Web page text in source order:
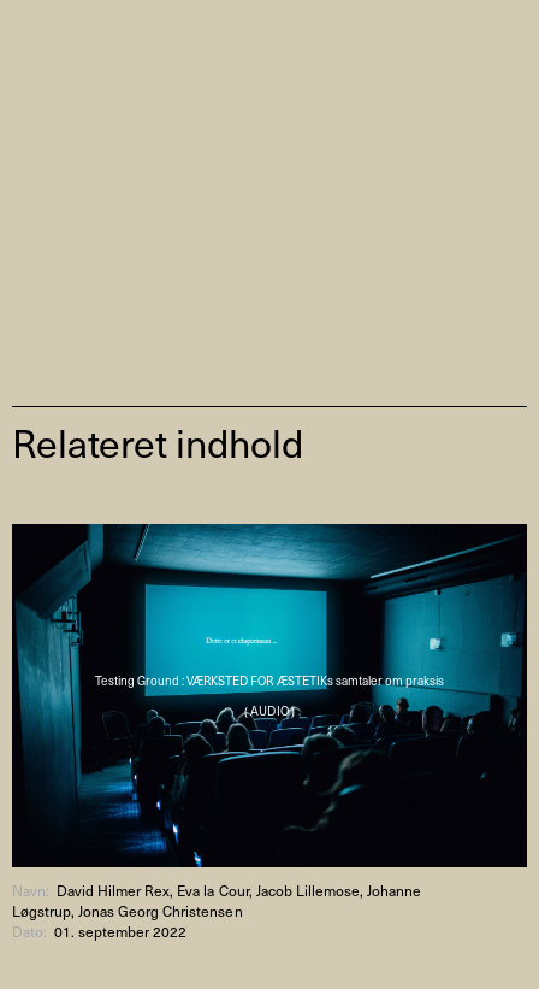
Relateret indhold
Testing Ground : VÆRKSTED FOR ÆSTETIKs samtaler om praksis
( AUDIO )
Navn: David Hilmer Rex, Eva la Cour, Jacob Lillemose, Johanne
Løgstrup, Jonas Georg Christensen
Dato:01. september 2022